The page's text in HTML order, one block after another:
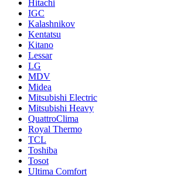
Hitachi
IGC
Kalashnikov
Kentatsu
Kitano
Lessar
LG
MDV
Midea
Mitsubishi Electric
Mitsubishi Heavy
QuattroClima
Royal Thermo
TCL
Toshiba
Tosot
Ultima Comfort